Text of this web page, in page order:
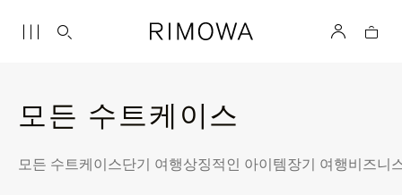
모든 수트케이스
모든 수트케이스단기 여행상징적인 아이템장기 여행비즈니